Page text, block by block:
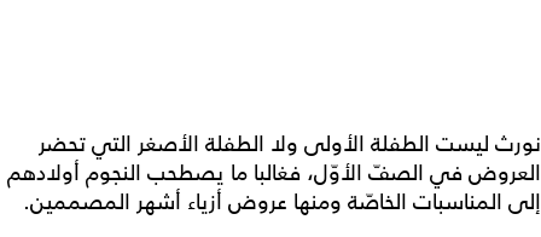
نورث ليست الطفلة الأولى ولا الطفلة الأصغر التي تحضر
العروض في الصفّ الأوّل، فغالبا ما يصطحب النجوم أولادهم
إلى المناسبات الخاصّة ومنها عروض أزياء أشهر المصممين.